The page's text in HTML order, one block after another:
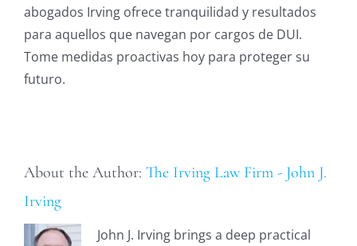
abogados Irving ofrece tranquilidad y resultados
para aquellos que navegan por cargos de DUI.
Tome medidas proactivas hoy para proteger su
futuro.
About the Author: The Irving Law Firm - John J.
Irving
John J. Irving brings a deep practical